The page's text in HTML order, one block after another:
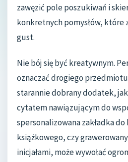
zawęzić pole poszukiwań i
konkretnych pomysłów, które
gust.
Nie bój się być kreatywnym.
oznaczać drogiego
starannie dobrany dodatek,
cytatem nawiązującym do
spersonalizowana zakładka
książkowego, czy
inicjałami, może wywołać